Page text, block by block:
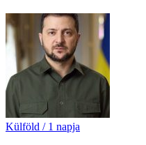
Külföld / 1 napja